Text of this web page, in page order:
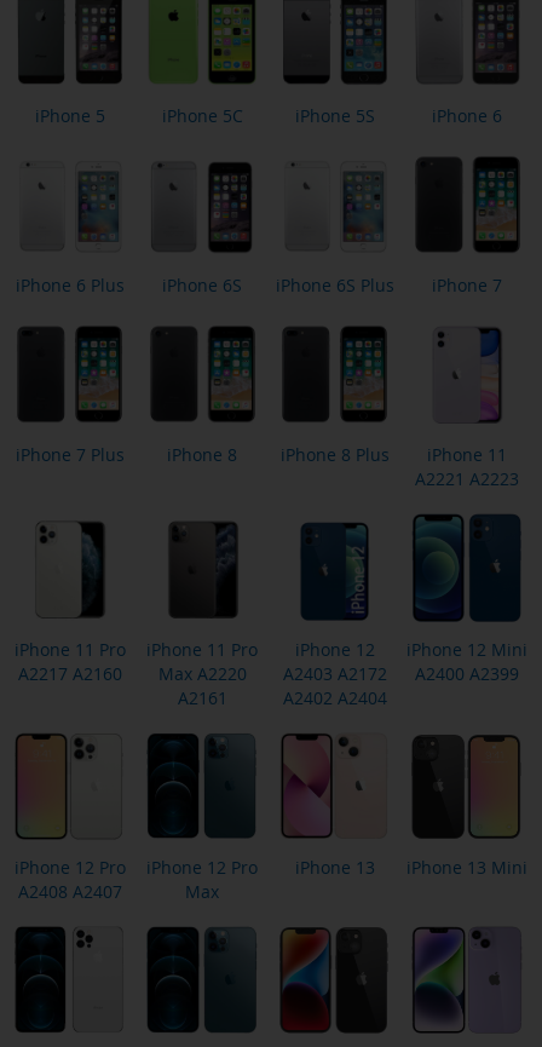
iPhone 5 iPhone 5C iPhone 5S iPhone 6
iPhone 6 Plus iPhone 6S iPhone 6S Plus iPhone 7
iPhone 7 Plus iPhone 8 iPhone 8 Plus
iPhone 11
A2221 A2223
iPhone 11 Pro
A2217 A2160
iPhone 11 Pro
Max A2220
A2161
iPhone 12
A2403 A2172
A2402 A2404
iPhone 12 Mini
A2400 A2399
iPhone 12 Pro
A2408 A2407
iPhone 12 Pro
Max
iPhone 13 iPhone 13 Mini